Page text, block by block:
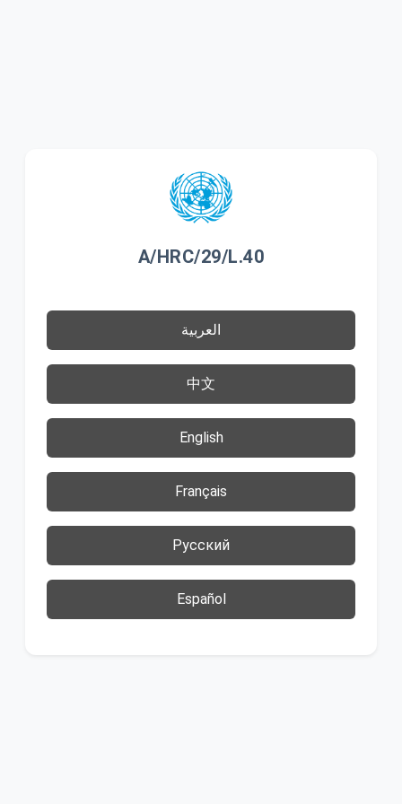
A/HRC/29/L.40
العربية
中文
English
Français
Русский
Español